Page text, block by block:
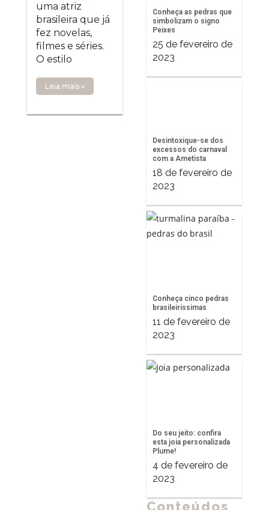
uma atriz
brasileira que já
fez novelas,
filmes e séries.
O estilo
Leia mais »
Conheça as pedras que
simbolizam o signo
Peixes
25 de fevereiro de
2023
Desintoxique-se dos
excessos do carnaval
com a Ametista
18 de fevereiro de
2023
Conheça cinco pedras
brasileiríssimas
11 de fevereiro de
2023
Do seu jeito: confira
esta joia personalizada
Plume!
4 de fevereiro de
2023
Conteúdos